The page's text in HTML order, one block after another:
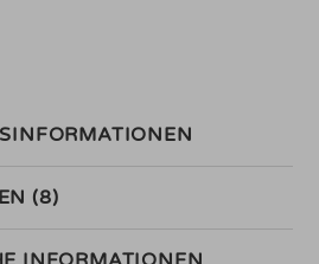
(8)